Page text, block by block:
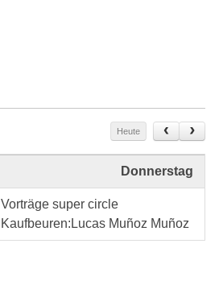
Heute
Donnerstag
Vorträge super circle
Kaufbeuren:Lucas Muñoz Muñoz